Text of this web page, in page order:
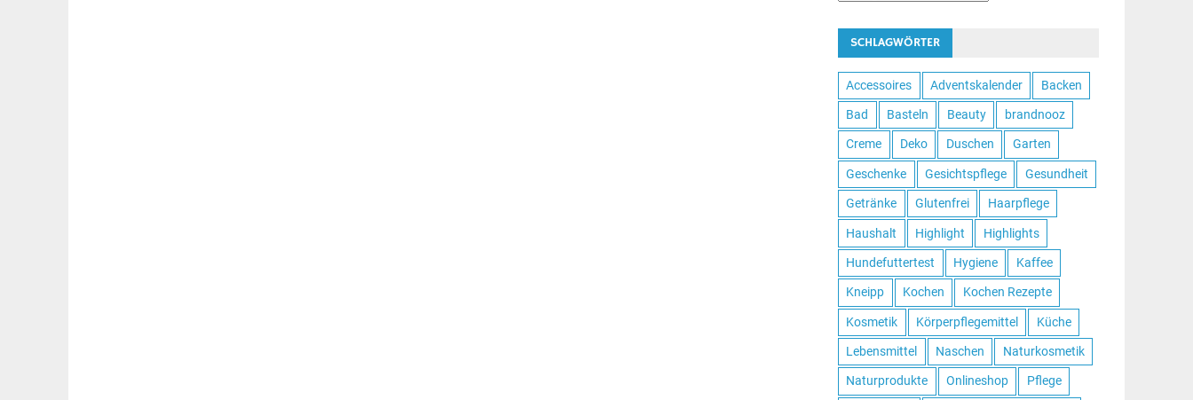
SCHLAGWÖRTER
Accessoires Adventskalender Backen
Bad Basteln Beauty brandnooz
Creme Deko Duschen Garten
Geschenke Gesichtspflege Gesundheit
Getränke Glutenfrei Haarpflege
Haushalt Highlight Highlights
Hundefuttertest Hygiene Kaffee
Kneipp Kochen Kochen Rezepte
Kosmetik Körperpflegemittel Küche
Lebensmittel Naschen Naturkosmetik
Naturprodukte Onlineshop Pflege